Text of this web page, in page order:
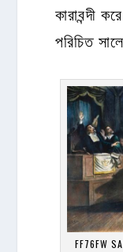
কারাবন্দী
পরিচিত
FF76FW